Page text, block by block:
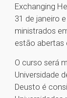
Exchanging
31 de janeiro
ministrados
estão abertas
O curso será
Universidade
Deusto é